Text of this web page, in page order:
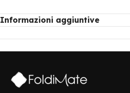
Informazioni aggiuntive